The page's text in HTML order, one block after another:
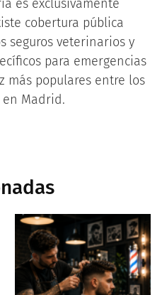
es exclusivamente
cobertura pública
seguros veterinarios y
para emergencias
más populares entre los
Madrid.